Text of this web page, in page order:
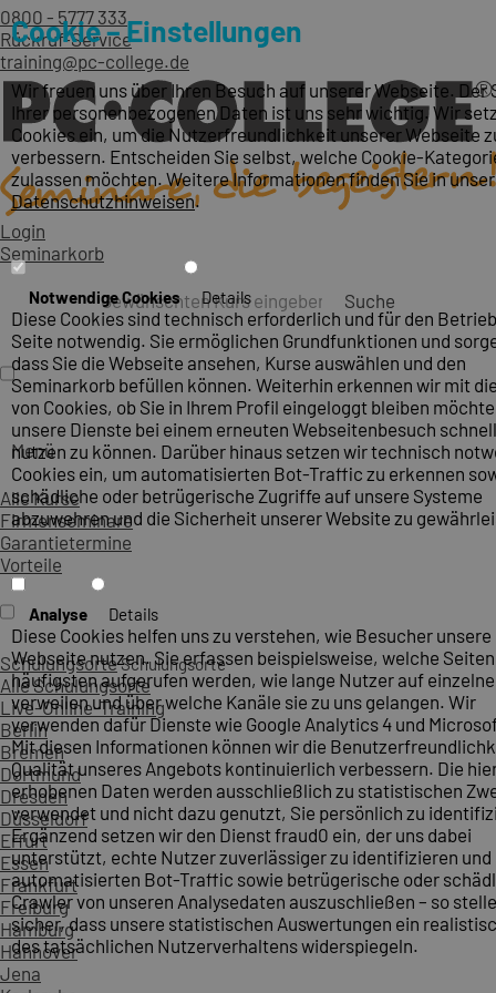
0800 - 5777 333
Rückruf-Service
training@pc-college.de
Login
Seminarkorb
Suche
Menü
Alle Kurse
Firmenseminare
Garantietermine
Vorteile
SchulungsorteSchulungsorte
Alle Schulungsorte
Live-Online-Training
Berlin
Bremen
Dortmund
Dresden
Düsseldorf
Erfurt
Essen
Frankfurt
Freiburg
Hamburg
Hannover
Jena
Cookie – Einstellungen
Wir freuen uns über Ihren Besuch auf unserer Webseite. Der
Ihrer personenbezogenen Daten ist uns sehr wichtig. Wir
Cookies ein, um die Nutzerfreundlichkeit unserer Webseite
verbessern. Entscheiden Sie selbst, welche Cookie-
zulassen möchten. Weitere Informationen finden Sie in
Datenschutzhinweisen.
Notwendige Cookies Details
Diese Cookies sind technisch erforderlich und für den
Seite notwendig. Sie ermöglichen Grundfunktionen und
dass Sie die Webseite ansehen, Kurse auswählen und den
Seminarkorb befüllen können. Weiterhin erkennen wir mit
von Cookies, ob Sie in Ihrem Profil eingeloggt bleiben
unsere Dienste bei einem erneuten Webseitenbesuch
nutzen zu können. Darüber hinaus setzen wir technisch
Cookies ein, um automatisierten Bot-Traffic zu erkennen
schädliche oder betrügerische Zugriffe auf unsere Systeme
abzuwehren und die Sicherheit unserer Website zu
Analyse Details
Diese Cookies helfen uns zu verstehen, wie Besucher unsere
Webseite nutzen. Sie erfassen beispielsweise, welche
häufigsten aufgerufen werden, wie lange Nutzer auf
verweilen und über welche Kanäle sie zu uns gelangen. Wir
verwenden dafür Dienste wie Google Analytics 4 und
Mit diesen Informationen können wir die
Qualität unseres Angebots kontinuierlich verbessern. Die
erhobenen Daten werden ausschließlich zu statistischen
verwendet und nicht dazu genutzt, Sie persönlich zu
Ergänzend setzen wir den Dienst fraud0 ein, der uns dabei
unterstützt, echte Nutzer zuverlässiger zu identifizieren und
automatisierten Bot-Traffic sowie betrügerische oder
Crawler von unseren Analysedaten auszuschließen – so
sicher, dass unsere statistischen Auswertungen ein
des tatsächlichen Nutzerverhaltens widerspiegeln.